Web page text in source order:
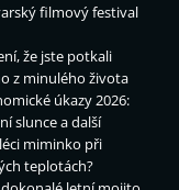
filmový festival
že jste potkali
z minulého života
úkazy 2026:
slunce a další
miminko při
teplotách?